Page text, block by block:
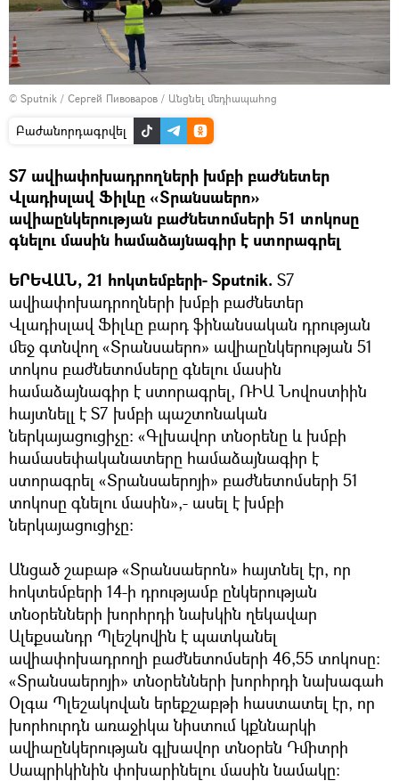
© Sputnik / Сергей Пивоваров / Անցնել մեդիապահոց
Բաժանորդագրվել
S7 ավիափոխադրողների խմբի բաժնետեր
Վլադիսլավ Ֆիլևը «Տրանսաերո»
ավիաընկերության բաժնետոմսերի 51 տոկոսը
գնելու մասին համաձայնագիր է ստորագրել
ԵՐԵՎԱՆ, 21 հոկտեմբերի- Sputnik. S7
ավիափոխադրողների խմբի բաժնետեր
Վլադիսլավ Ֆիլևը բարդ ֆինանսական դրության
մեջ գտնվող «Տրանսաերո» ավիաընկերության 51
տոկոս բաժնետոմսերը գնելու մասին
համաձայնագիր է ստորագրել, ՌԻԱ Նովոստիին
հայտնելլ է S7 խմբի պաշտոնական
ներկայացուցիչը: «Գլխավոր տնօրենը և խմբի
համասեփականատերը համաձայնագիր է
ստորագրել «Տրանսաերոյի» բաժնետոմսերի 51
տոկոսը գնելու մասին»,- ասել է խմբի
ներկայացուցիչը:
Անցած շաբաթ «Տրանսաերոն» հայտնել էր, որ
հոկտեմբերի 14-ի դրությամբ ընկերության
տնօրենների խորհրդի նախկին ղեկավար
Ալեքսանդր Պլեշկովին է պատկանել
ավիափոխադրողի բաժնետոմսերի 46,55 տոկոսը:
«Տրանսաերոյի» տնօրենների խորհրդի նախագահ
Օլգա Պլեշակովան երեքշաբթի հաստատել էր, որ
խորհուրդն առաջիկա նիստում կքննարկի
ավիաընկերության գլխավոր տնօրեն Դմիտրի
Սապրիկինին փոխարինելու մասին նամակը: